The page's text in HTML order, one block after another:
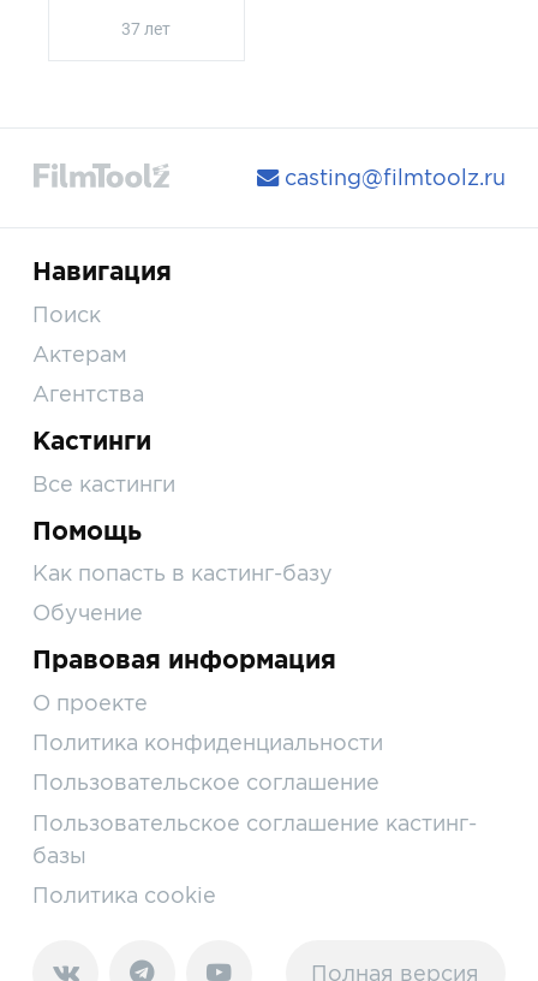
37 лет
casting@filmtoolz.ru
Навигация
Поиск
Актерам
Агентства
Кастинги
Все кастинги
Помощь
Как попасть в кастинг-базу
Обучение
Правовая информация
О проекте
Политика конфиденциальности
Пользовательское соглашение
Пользовательское соглашение кастинг-
базы
Политика cookie
Полная версия